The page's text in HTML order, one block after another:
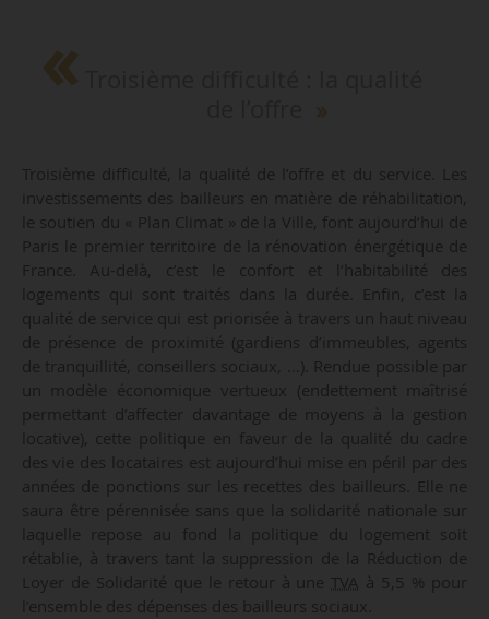
Troisième difficulté, la qualité de l’offre et du service. Les
investissements des bailleurs en matière de réhabilitation,
le soutien du « Plan Climat » de la Ville, font aujourd’hui de
Paris le premier territoire de la rénovation énergétique de
France. Au-delà, c’est le confort et l’habitabilité des
logements qui sont traités dans la durée. Enfin, c’est la
qualité de service qui est priorisée à travers un haut niveau
de présence de proximité (gardiens d’immeubles, agents
de tranquillité, conseillers sociaux, …). Rendue possible par
un modèle économique vertueux (endettement maîtrisé
permettant d’affecter davantage de moyens à la gestion
locative), cette politique en faveur de la qualité du cadre
des vie des locataires est aujourd’hui mise en péril par des
années de ponctions sur les recettes des bailleurs. Elle ne
saura être pérennisée sans que la solidarité nationale sur
laquelle repose au fond la politique du logement soit
rétablie, à travers tant la suppression de la Réduction de
Loyer de Solidarité que le retour à une TVA à 5,5 % pour
l’ensemble des dépenses des bailleurs sociaux.